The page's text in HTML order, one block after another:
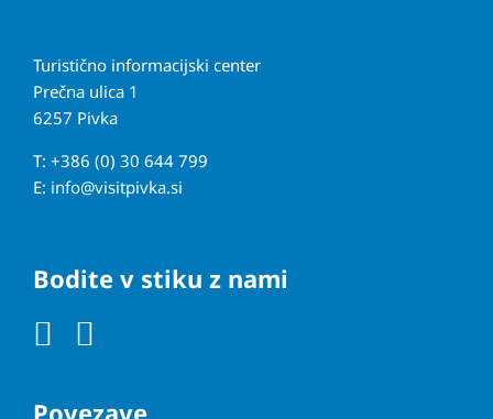
Turistično informacijski center
Prečna ulica 1
6257 Pivka
T: +386 (0) 30 644 799
E: info@visitpivka.si
Bodite v stiku z nami